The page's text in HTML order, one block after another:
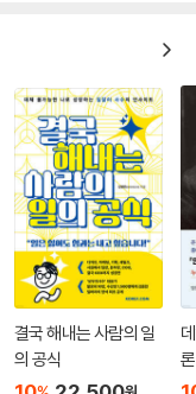
결국 해내는 사람의 일
의 공식